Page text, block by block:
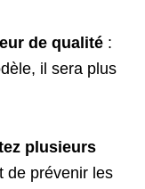
de qualité :
il sera plus
plusieurs
de prévenir les